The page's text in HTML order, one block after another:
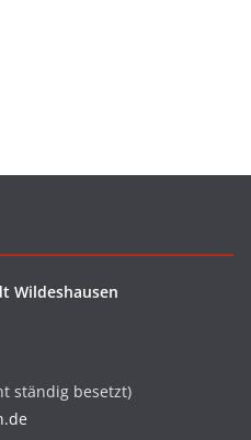
Wildeshausen
ständig besetzt)